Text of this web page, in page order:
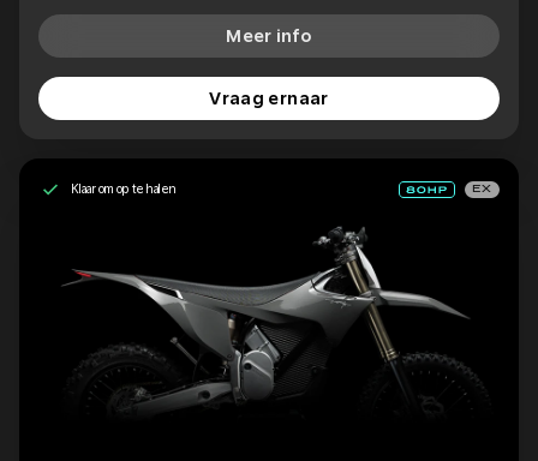
Meer info
Vraag ernaar
Klaar om op te halen EX